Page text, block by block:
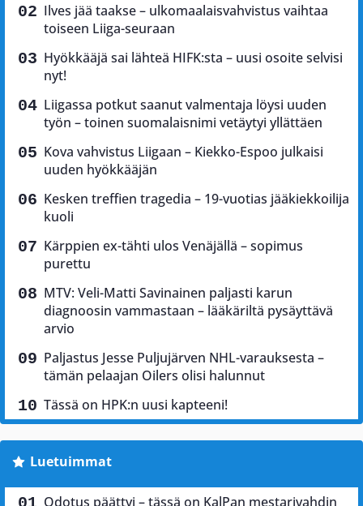
Ilves jää taakse – ulkomaalaisvahvistus vaihtaa
toiseen Liiga-seuraan
Hyökkääjä sai lähteä HIFK:sta – uusi osoite selvisi
nyt!
Liigassa potkut saanut valmentaja löysi uuden
työn – toinen suomalaisnimi vetäytyi yllättäen
Kova vahvistus Liigaan – Kiekko-Espoo julkaisi
uuden hyökkääjän
Kesken treffien tragedia – 19-vuotias jääkiekkoilija
kuoli
Kärppien ex-tähti ulos Venäjällä – sopimus
purettu
MTV: Veli-Matti Savinainen paljasti karun
diagnoosin vammastaan – lääkäriltä pysäyttävä
arvio
Paljastus Jesse Puljujärven NHL-varauksesta –
tämän pelaajan Oilers olisi halunnut
Tässä on HPK:n uusi kapteeni!
Luetuimmat
Odotus päättyi – tässä on KalPan mestarivahdin